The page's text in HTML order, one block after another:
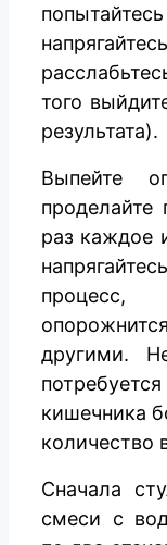
того
результата).
Выпейте
проделайте
раз каждое
другими.
кишечника
количество
Сначала
смеси с